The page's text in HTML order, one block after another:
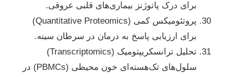
برای درک پاتوژنز بیماری‌های قلبی عروقی.
پروتئومیکس کمی (Quantitative Proteomics)
برای ارزیابی پاسخ به درمان در سرطان سینه.
تحلیل ترانسکریپتومیک (Transcriptomics)
سلول‌های تک‌هسته‌ای خون محیطی (PBMCs) در